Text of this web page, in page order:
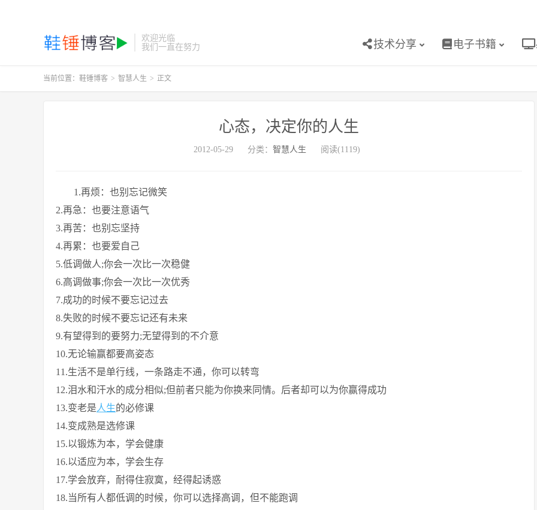
欢迎光临
我们一直在努力
技术分享 电子书籍
当前位置： 鞋锤博客 > 智慧人生 > 正文
心态，决定你的人生
2012-05-29 分类： 智慧人生 阅读(1119)
1.再烦：也别忘记微笑
2.再急：也要注意语气
3.再苦：也别忘坚持
4.再累：也要爱自己
5.低调做人;你会一次比一次稳健
6.高调做事;你会一次比一次优秀
7.成功的时候不要忘记过去
8.失败的时候不要忘记还有未来
9.有望得到的要努力;无望得到的不介意
10.无论输赢都要高姿态
11.生活不是单行线，一条路走不通，你可以转弯
12.泪水和汗水的成分相似;但前者只能为你换来同情。后者却可以为你赢得成功
13.变老是人生的必修课
14.变成熟是选修课
15.以锻炼为本，学会健康
16.以适应为本，学会生存
17.学会放弃，耐得住寂寞，经得起诱惑
18.当所有人都低调的时候，你可以选择高调，但不能跑调